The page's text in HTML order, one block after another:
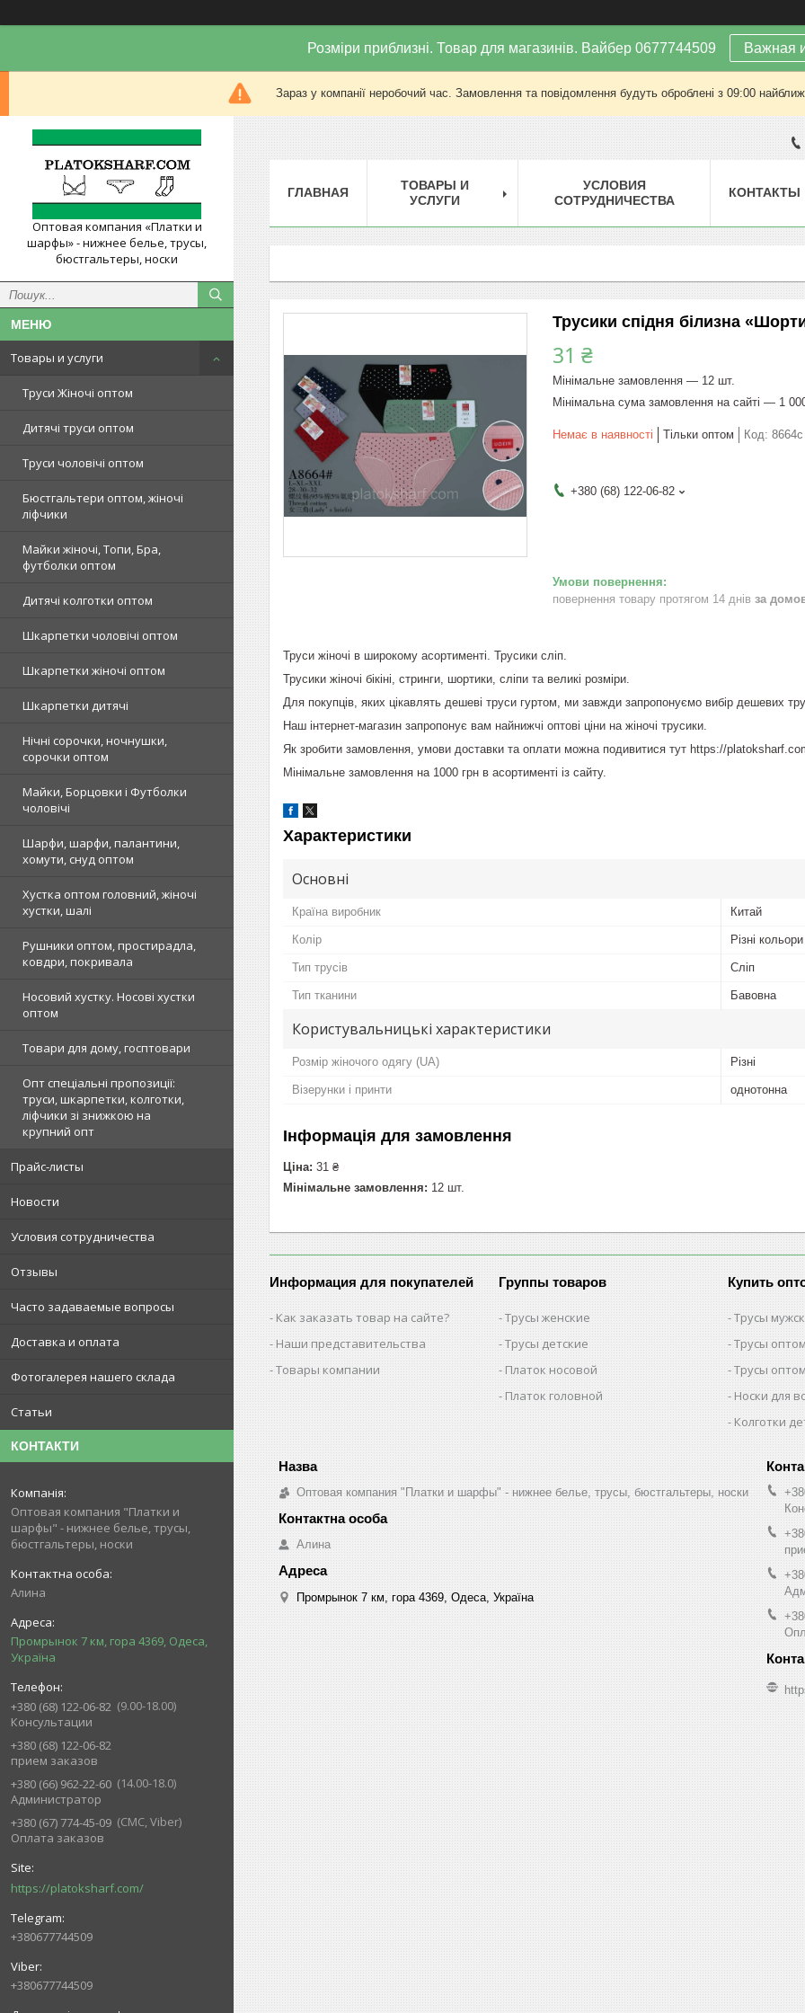
Розміри приблизні. Товар для магазинів. Вайбер 0677744509 Важная
Зараз у компанії неробочий час. Замовлення та повідомлення будуть оброблені з 09:00
Оптовая компания «Платки и
шарфы» - нижнее белье, трусы,
бюстгальтеры, носки
Товары и услуги
Труси Жіночі оптом
Дитячі труси оптом
Труси чоловічі оптом
Бюстгальтери оптом, жіночі
ліфчики
Майки жіночі, Топи, Бра,
футболки оптом
Дитячі колготки оптом
Шкарпетки чоловічі оптом
Шкарпетки жіночі оптом
Шкарпетки дитячі
Нічні сорочки, ночнушки,
сорочки оптом
Майки, Борцовки і Футболки
чоловічі
Шарфи, шарфи, палантини,
хомути, снуд оптом
Хустка оптом головний, жіночі
хустки, шалі
Рушники оптом, простирадла,
ковдри, покривала
Носовий хустку. Носові хустки
оптом
Товари для дому, госптовари
Опт спеціальні пропозиції:
труси, шкарпетки, колготки,
ліфчики зі знижкою на
крупний опт
Прайс-листы
Новости
Условия сотрудничества
Отзывы
Часто задаваемые вопросы
Доставка и оплата
Фотогалерея нашего склада
Статьи
КОНТАКТИ
Оптовая компания "Платки и
шарфы" - нижнее белье, трусы,
бюстгальтеры, носки
Алина
Промрынок 7 км, гора 4369, Одеса,
Україна
+380 (68) 122-06-82
9.00-18.00
Консультации
+380 (68) 122-06-82
прием заказов
+380 (66) 962-22-60
14.00-18.0
Администратор
+380 (67) 774-45-09
СМС, Viber
Оплата заказов
https://platoksharf.com/
+380677744509
+380677744509
ГЛАВНАЯ
ТОВАРЫ И
УСЛУГИ
УСЛОВИЯ
СОТРУДНИЧЕСТВА
КОНТАКТЫ
Трусики спідня білизна
31 ₴
Мінімальне замовлення — 12 шт.
Мінімальна сума замовлення на сайті — 1
Немає в наявності Тільки оптом Код: 8664с
+380 (68) 122-06-82
повернення товару протягом 14 днів за
Труси жіночі в широкому асортименті. Трусики сліп.
Трусики жіночі бікіні, стринги, шортики, сліпи та великі розміри.
Для покупців, яких цікавлять дешеві труси гуртом, ми завжди запропонуємо вибір дешевих
Наш інтернет-магазин запропонує вам найнижчі оптові ціни на жіночі трусики.
Як зробити замовлення, умови доставки та оплати можна подивитися тут https://
Мінімальне замовлення на 1000 грн в асортименті із сайту.
Характеристики
Основні
Країна виробник Китай
Колір Різні кольори
Тип трусів Сліп
Тип тканини Бавовна
Користувальницькі характеристики
Розмір жіночого одягу (UA) Різні
Візерунки і принти однотонна
Інформація для замовлення
Ціна: 31 ₴
Мінімальне замовлення: 12 шт.
Информация для покупателей
Как заказать товар на сайте?
Наши представительства
Товары компании
Группы товаров
Трусы женские
Трусы детские
Платок носовой
Платок головной
Купить
Трусы
Трусы
Трусы
Носки для
Колготки
Оптовая компания "Платки и шарфы" - нижнее белье, трусы, бюстгальтеры, носки
Алина
Промрынок 7 км, гора 4369, Одеса, Україна